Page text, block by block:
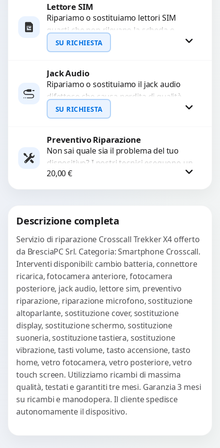
Lettore SIM
Ripariamo o sostituiamo lettori SIM
guasti che non rilevano la scheda o
interrompono il segnale. Utilizziamo
ricambi testati e garantiti...
SU RICHIESTA
Richiedi Preventivo
WhatsApp
Jack Audio
Ripariamo o sostituiamo il jack audio
difettoso che causa perdita di qualità
sonora o impossibilità di collegare cuffie
e accessori....
SU RICHIESTA
Richiedi Preventivo
WhatsApp
Preventivo Riparazione
Non sai quale sia il problema del tuo
dispositivo? I nostri tecnici eseguono un
check-up completo con strumenti
avanzati per...
20,00€
Descrizione completa
Servizio di riparazione Crosscall Trekker X4 offerto
da BresciaPC Srl. Categoria: Smartphone Crosscall.
Interventi disponibili: cambio batteria, connettore
ricarica, fotocamera anteriore, fotocamera
posteriore, jack audio, lettore sim, preventivo
riparazione, riparazione microfono, sostituzione
altoparlante, sostituzione cover, sostituzione
display, sostituzione schermo, sostituzione
suoneria, sostituzione tastiera, sostituzione
vibrazione, tasti volume, tasto accensione, tasto
home, vetro fotocamera, vetro posteriore, vetro
touch screen. Utilizziamo ricambi di massima
qualità, testati e garantiti tre mesi. Garanzia 3 mesi
su ricambi e manodopera. Il cliente spedisce
autonomamente il dispositivo.